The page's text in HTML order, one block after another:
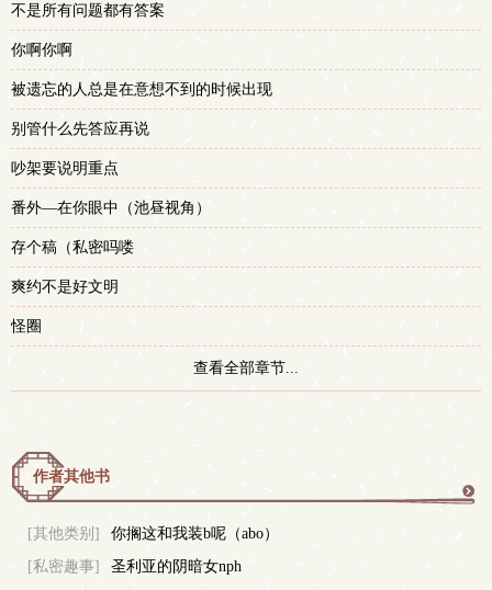
不是所有问题都有答案
你啊你啊
被遗忘的人总是在意想不到的时候出现
别管什么先答应再说
吵架要说明重点
番外—在你眼中（池昼视角）
存个稿（私密吗喽
爽约不是好文明
怪圈
查看全部章节...
作者其他书
[其他类别]
你搁这和我装b呢（abo）
[私密趣事]
圣利亚的阴暗女nph